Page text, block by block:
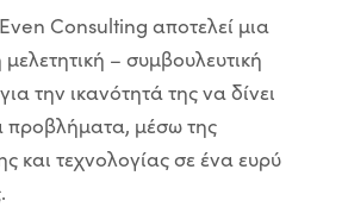
Consulting αποτελεί μια
– συμβουλευτική
την ικανότητά της να δίνει
προβλήματα, μέσω της
και τεχνολογίας σε ένα ευρύ